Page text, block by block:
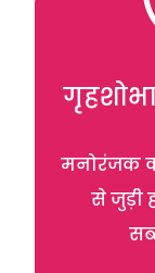
मनोरंजक
से जुड़ी